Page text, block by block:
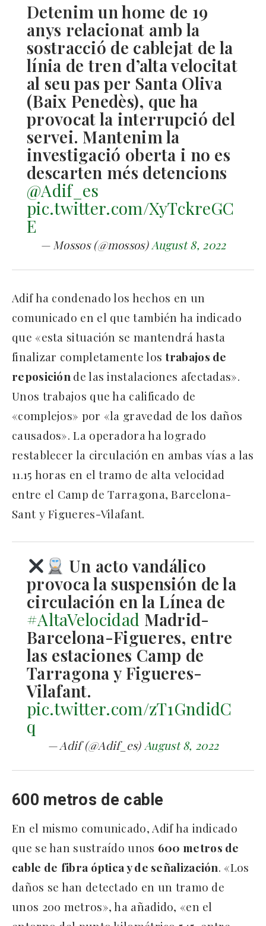
Detenim un home de 19
anys relacionat amb la
sostracció de cablejat de la
línia de tren d’alta velocitat
al seu pas per Santa Oliva
(Baix Penedès), que ha
provocat la interrupció del
servei. Mantenim la
investigació oberta i no es
descarten més detencions
@Adif_es
pic.twitter.com/XyTckreGC
E
— Mossos (@mossos)August 8, 2022
Adif ha condenado los hechos en un
comunicado en el que también ha indicado
que «esta situación se mantendrá hasta
finalizar completamente lostrabajos de
reposición de las instalaciones afectadas».
Unos trabajos que ha calificado de
«complejos» por «la gravedad de los daños
causados». La operadora ha logrado
restablecer la circulación en ambas vías a las
11.15 horas en el tramo de alta velocidad
entre el Camp de Tarragona, Barcelona-
Sant y Figueres-Vilafant.
Un acto vandálico
provoca la suspensión de la
circulación en la Línea de
#AltaVelocidad Madrid-
Barcelona-Figueres, entre
las estaciones Camp de
Tarragona y Figueres-
Vilafant.
pic.twitter.com/zT1GndidC
q
— Adif (@Adif_es) August 8, 2022
600 metros de cable
En el mismo comunicado, Adif ha indicado
que se han sustraído unos 600 metros de
cable de fibra óptica y de señalización. «Los
daños se han detectado en un tramo de
unos 200 metros», ha añadido, «en el